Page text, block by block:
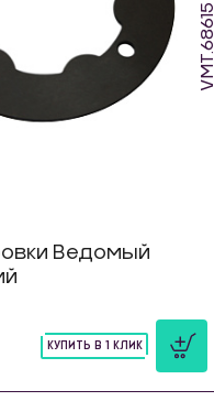
VMT.68615
Ведомый
КУПИТЬ В 1 КЛИК